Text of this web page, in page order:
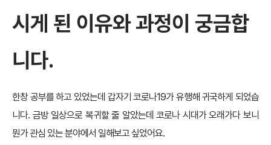
시게 된 이유와 과정이 궁금합
니다.
한창 공부를 하고 있었는데 갑자기 코로나19가 유행해 귀국하게 되었습
니다. 금방 일상으로 복귀할 줄 알았는데 코로나 시대가 오래가다 보니
뭔가 관심 있는 분야에서 일해보고 싶었어요.